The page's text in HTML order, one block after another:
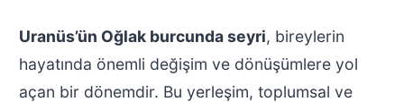
Uranüs’ün Oğlak burcunda seyri, bireylerin
hayatında önemli değişim ve dönüşümlere yol
açan bir dönemdir. Bu yerleşim, toplumsal ve